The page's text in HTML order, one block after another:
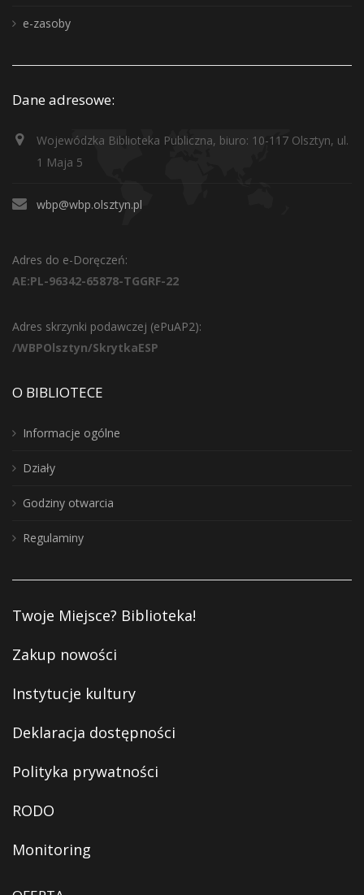
e-zasoby
Dane adresowe:
Wojewódzka Biblioteka Publiczna, biuro: 10-117 Olsztyn, ul.
1 Maja 5
wbp@wbp.olsztyn.pl
Adres do e-Doręczeń:
AE:PL-96342-65878-TGGRF-22
Adres skrzynki podawczej (ePuAP2):
/WBPOlsztyn/SkrytkaESP
O BIBLIOTECE
Informacje ogólne
Działy
Godziny otwarcia
Regulaminy
Twoje Miejsce? Biblioteka!
Zakup nowości
Instytucje kultury
Deklaracja dostępności
Polityka prywatności
RODO
Monitoring